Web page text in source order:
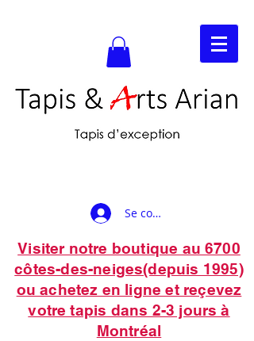
Se connecter
Visiter notre boutique au 6700
côtes-des-neiges(depuis 1995)
ou achetez en ligne et reçevez
votre tapis dans 2-3 jours à
Montréal